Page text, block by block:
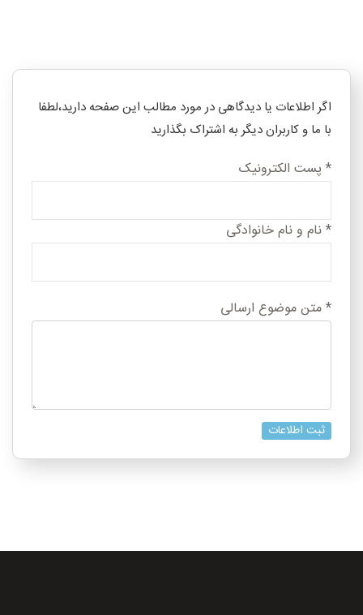
اگر اطلاعات یا دیدگاهی در مورد مطالب این صفحه دارید،لطفا
با ما و کاربران دیگر به اشتراک بگذارید
* پست الکترونیک
*نام و نام خانوادگی
*متن موضوع ارسالی